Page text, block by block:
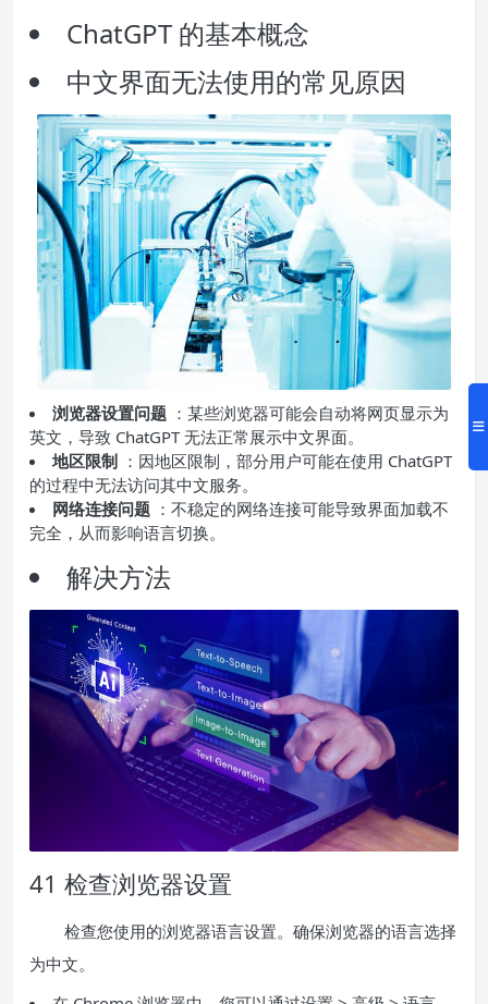
ChatGPT 的基本概念
中文界面无法使用的常见原因
浏览器设置问题 ：某些浏览器可能会自动将网页显示为
英文，导致 ChatGPT 无法正常展示中文界面。
地区限制 ：因地区限制，部分用户可能在使用 ChatGPT
的过程中无法访问其中文服务。
网络连接问题 ：不稳定的网络连接可能导致界面加载不
完全，从而影响语言切换。
解决方法
41 检查浏览器设置
检查您使用的浏览器语言设置。确保浏览器的语言选择
为中文。